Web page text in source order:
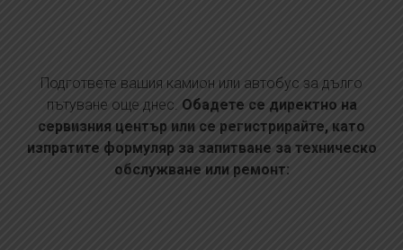
Подгответе вашия камион или автобус за дълго
пътуване още днес. Обадете се директно на
сервизния център или се регистрирайте, като
изпратите формуляр за запитване за техническо
обслужване или ремонт: